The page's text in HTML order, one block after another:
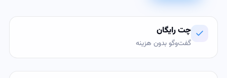
چت رایگان
گفت‌وگو بدون هزینه